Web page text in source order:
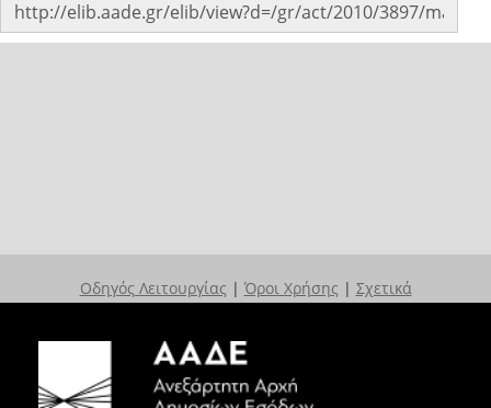
Οδηγός Λειτουργίας | Όροι Χρήσης | Σχετικά